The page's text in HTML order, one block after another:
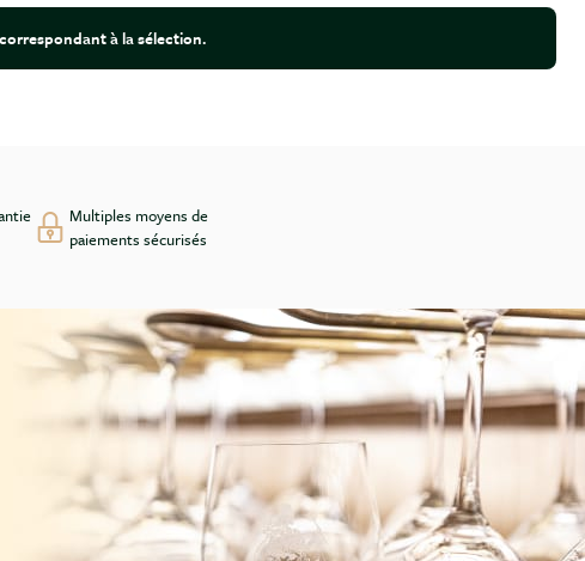
à la sélection.
Multiples moyens de
paiements sécurisés